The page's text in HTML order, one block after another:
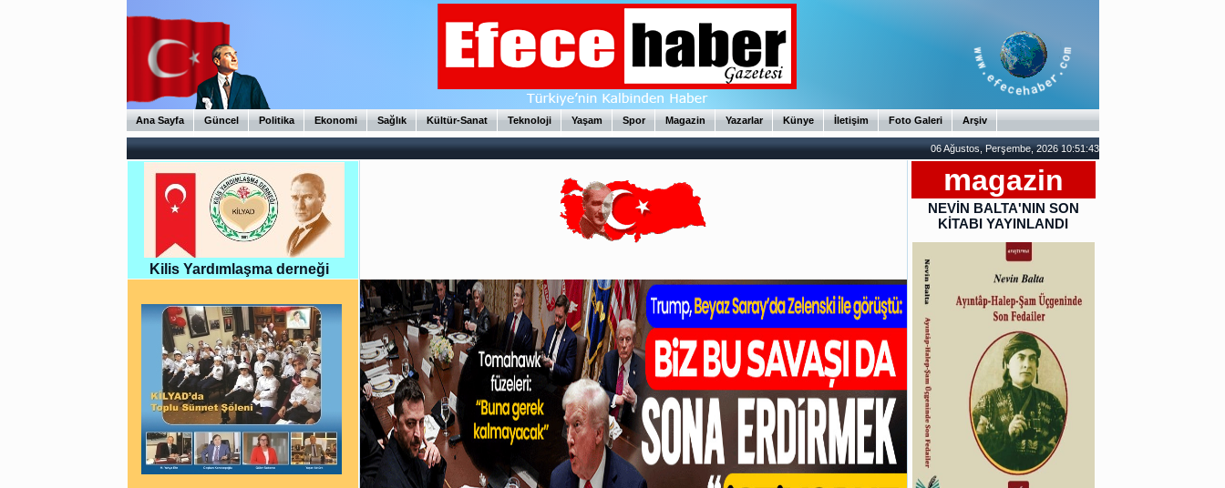
Ana Sayfa Güncel Politika Ekonomi Sağlık Kültür-Sanat Teknoloji Yaşam Spor Magazin Yazarlar Künye İletişim Foto Galeri Arşiv
06 Ağustos, Perşembe, 2026 10:51:44
Kilis Yardımlaşma derneği
magazin
NEVİN BALTA'NIN SON
KİTABI YAYINLANDI